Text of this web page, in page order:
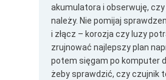
akumulatora i obserwuję,
należy. Nie pomijaj
i złącz – korozja czy luzy
zrujnować najlepszy plan
potem sięgam po komputer
żeby sprawdzić, czy czujnik